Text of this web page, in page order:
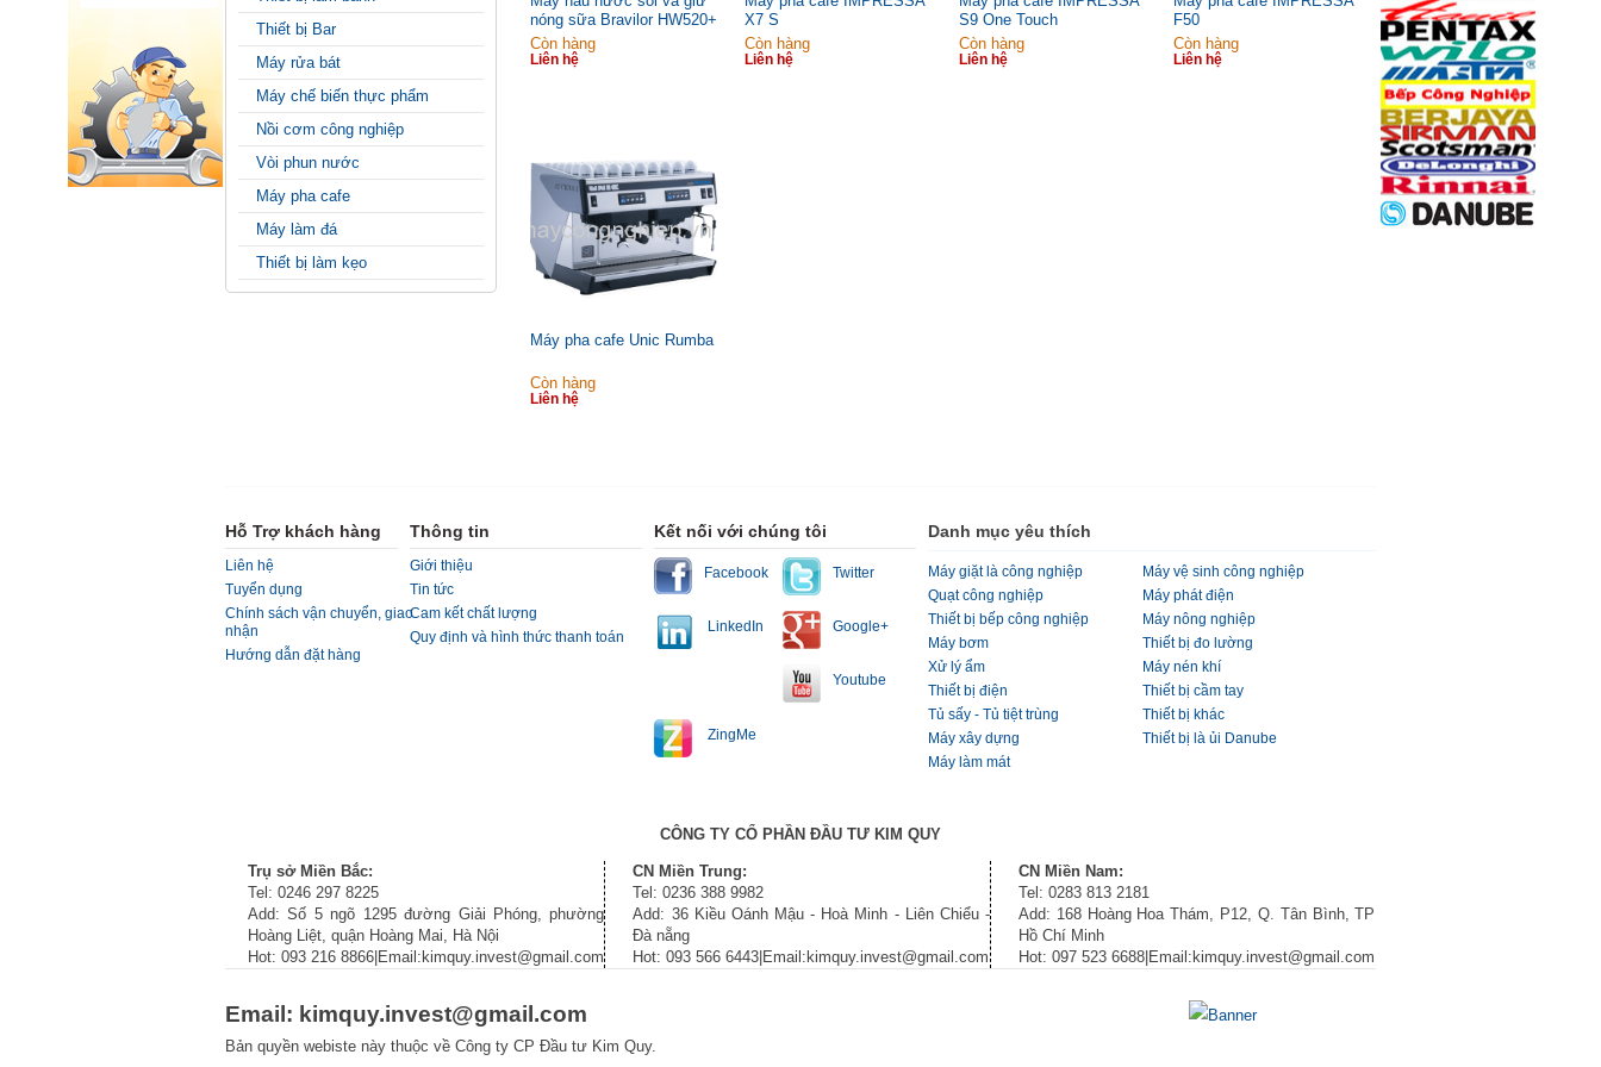
Thiết bị Bar
Máy rửa bát
Máy chế biến thực phẩm
Nồi cơm công nghiệp
Vòi phun nước
Máy pha cafe
Máy làm đá
Thiết bị làm kẹo
nóng sữa Bravilor HW520+
Còn hàng
Liên hệ
X7 S
Còn hàng
Liên hệ
S9 One Touch
Còn hàng
Liên hệ
F50
Còn hàng
Liên hệ
Máy pha cafe Unic Rumba
Còn hàng
Liên hệ
Hỗ Trợ khách hàng
Liên hệ
Tuyển dụng
Chính sách vận chuyển, giao
nhận
Hướng dẫn đặt hàng
Thông tin
Giới thiệu
Tin tức
Cam kết chất lượng
Quy định và hình thức thanh toán
Kết nối với chúng tôi
Facebook Twitter
LinkedIn Google+
Youtube
ZingMe
Danh mục yêu thích
Máy giặt là công nghiệp
Máy vệ sinh công nghiệp
Quạt công nghiệp
Máy phát điện
Thiết bị bếp công nghiệp
Máy nông nghiệp
Máy bơm
Thiết bị đo lường
Xử lý ẩm
Máy nén khí
Thiết bị điện
Thiết bị cầm tay
Tủ sấy - Tủ tiệt trùng
Thiết bị khác
Máy xây dựng
Thiết bị là ủi Danube
Máy làm mát
CÔNG TY CỔ PHẦN ĐẦU TƯ KIM QUY
Trụ sở Miền Bắc:
Tel: 0246 297 8225
Add: Số 5 ngõ 1295 đường Giải Phóng, phường
Hoàng Liệt, quận Hoàng Mai, Hà Nội
Hot: 093 216 8866|Email:kimquy.invest@gmail.com
CN Miền Trung:
Tel: 0236 388 9982
Add: 36 Kiều Oánh Mậu - Hoà Minh - Liên Chiểu -
Đà nẵng
Hot: 093 566 6443|Email:kimquy.invest@gmail.com
CN Miền Nam:
Tel: 0283 813 2181
Add: 168 Hoàng Hoa Thám, P12, Q. Tân Bình, TP
Hồ Chí Minh
Hot: 097 523 6688|Email:kimquy.invest@gmail.com
Email: kimquy.invest@gmail.com
Bản quyền webiste này thuộc về Công ty CP Đầu tư Kim Quy.